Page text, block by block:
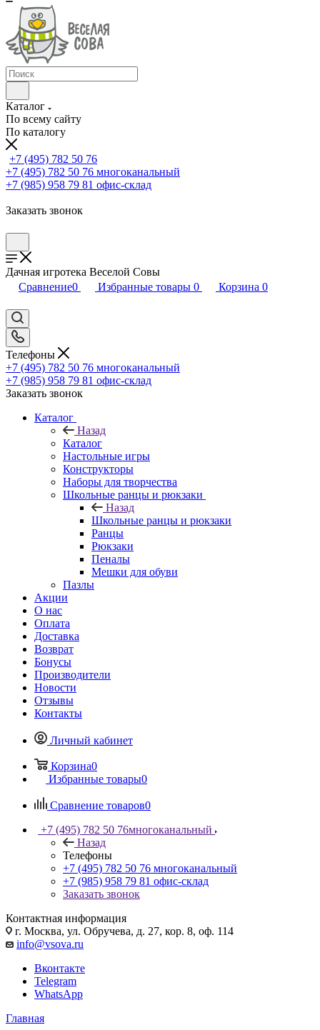
Каталог
По всему сайту
По каталогу
+7 (495) 782 50 76
+7 (495) 782 50 76 многоканальный
+7 (985) 958 79 81 офис-склад
Заказать звонок
Дачная игротека Веселой Совы
Сравнение0 Избранные товары 0 Корзина 0
Телефоны
+7 (495) 782 50 76 многоканальный
+7 (985) 958 79 81 офис-склад
Заказать звонок
Каталог
Назад
Каталог
Настольные игры
Конструкторы
Наборы для творчества
Школьные ранцы и рюкзаки
Назад
Школьные ранцы и рюкзаки
Ранцы
Рюкзаки
Пеналы
Мешки для обуви
Пазлы
Акции
О нас
Оплата
Доставка
Возврат
Бонусы
Производители
Новости
Отзывы
Контакты
Личный кабинет
Корзина0
Избранные товары0
Сравнение товаров0
+7 (495) 782 50 76многоканальный
Назад
Телефоны
+7 (495) 782 50 76 многоканальный
+7 (985) 958 79 81 офис-склад
Заказать звонок
Контактная информация
г. Москва, ул. Обручева, д. 27, кор. 8, оф. 114
info@vsova.ru
Вконтакте
Telegram
WhatsApp
Главная